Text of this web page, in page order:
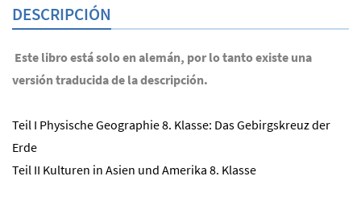
DESCRIPCIÓN
Este libro está solo en alemán, por lo tanto existe una
versión traducida de la descripción.
Teil I Physische Geographie 8. Klasse: Das Gebirgskreuz der
Erde
Teil II Kulturen in Asien und Amerika 8. Klasse